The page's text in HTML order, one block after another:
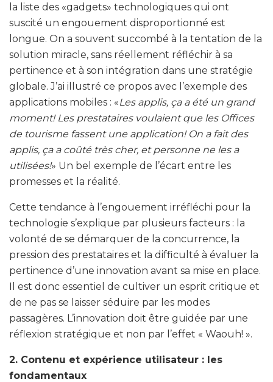
la liste des «gadgets» technologiques qui ont
suscité un engouement disproportionné est
longue. On a souvent succombé à la tentation de la
solution miracle, sans réellement réfléchir à sa
pertinence et à son intégration dans une stratégie
globale. J’ai illustré ce propos avec l’exemple des
applications mobiles : «Les applis, ça a été un grand
moment! Les prestataires voulaient que les Offices
de tourisme fassent une application! On a fait des
applis, ça a coûté très cher, et personne ne les a
utilisées!» Un bel exemple de l’écart entre les
promesses et la réalité.
Cette tendance à l’engouement irréfléchi pour la
technologie s’explique par plusieurs facteurs : la
volonté de se démarquer de la concurrence, la
pression des prestataires et la difficulté à évaluer la
pertinence d’une innovation avant sa mise en place.
Il est donc essentiel de cultiver un esprit critique et
de ne pas se laisser séduire par les modes
passagères. L’innovation doit être guidée par une
réflexion stratégique et non par l’effet « Waouh! ».
2. Contenu et expérience utilisateur : les
fondamentaux